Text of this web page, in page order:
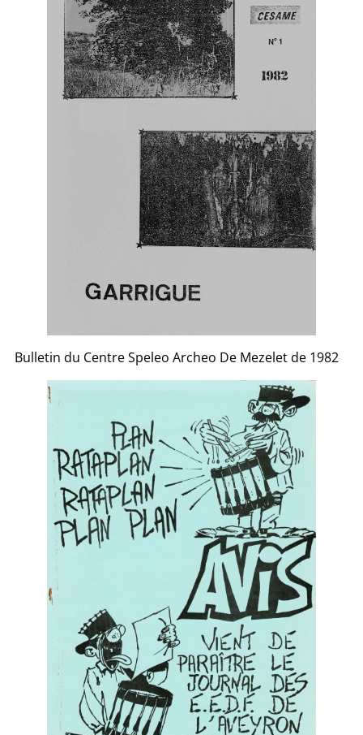
Bulletin du Centre Speleo Archeo De Mezelet de 1982